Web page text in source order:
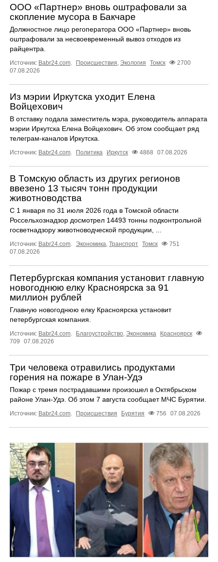
ООО «Партнер» вновь оштрафовали за
скопление мусора в Бакчаре
Должностное лицо регоператора ООО «Партнер» вновь
оштрафовали за несвоевременный вывоз отходов из
райцентра.
Источник: Babr24.com. Происшествия, Экология Томск
2700
07.08.2026
Из мэрии Иркутска уходит Елена
Войцехович
В отставку подала заместитель мэра, руководитель аппарата
мэрии Иркутска Елена Войцехович. Об этом сообщает ряд
телеграм‑каналов Иркутска.
Источник: Babr24.com. Политика Иркутск 4868 07.08.2026
В Томскую область из других регионов
ввезено 13 тысяч тонн продукции
животноводства
С 1 января по 31 июля 2026 года в Томской области
Россельхознадзор досмотрел 14493 тонны подконтрольной
госветнадзору животноводческой продукции, ...
Источник: Babr24.com. Экономика, Транспорт Томск
751
07.08.2026
Петербургская компания установит главную
новогоднюю елку Красноярска за 91
миллион рублей
Главную новогоднюю елку Красноярска установит
петербургская компания.
Источник: Babr24.com. Благоустройство, Экономика
Красноярск
709
07.08.2026
Три человека отравились продуктами
горения на пожаре в Улан-Удэ
Пожар с тремя пострадавшими произошел в Октябрьском
районе Улан-Удэ. Об этом 7 августа сообщает МЧС Бурятии.
Источник: Babr24.com. Происшествия Бурятия 756 07.08.2026